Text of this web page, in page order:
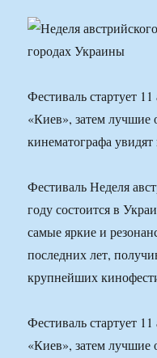
Фестиваль стартует
«Киев», затем лучшие
кинематографа
Фестиваль Неделя
году состоится в
самые яркие и
последних лет,
крупнейших
Фестиваль стартует
«Киев», затем лучшие